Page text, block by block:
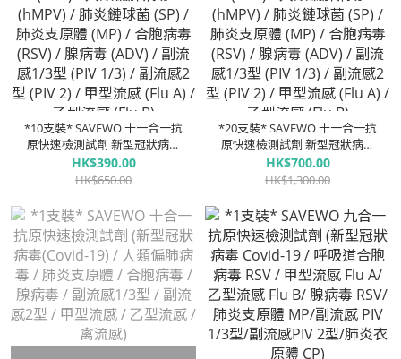
*10支裝* SAVEWO 十一合一抗
原快速檢測試劑 新型冠狀病毒
(COVID-19) / 鼻病毒 (RhV) / 人
類偏肺病毒 (hMPV) / 肺炎鏈球
胞病毒 (RSV) / 腺病毒 (ADV) /
副流感1/3型 (PIV 1/3) / 副流感
2型 (PIV 2) / 甲型流感 (Flu A) /
⼄型流感 (Flu B)
HK$390.00
HK$650.00
*20支裝* SAVEWO 十一合一抗
原快速檢測試劑 新型冠狀病毒
(COVID-19) / 鼻病毒 (RhV) / 人
類偏肺病毒 (hMPV) / 肺炎鏈球
胞病毒 (RSV) / 腺病毒 (ADV) /
副流感1/3型 (PIV 1/3) / 副流感
2型 (PIV 2) / 甲型流感 (Flu A) /
⼄型流感 (Flu B)
HK$700.00
HK$1,300.00